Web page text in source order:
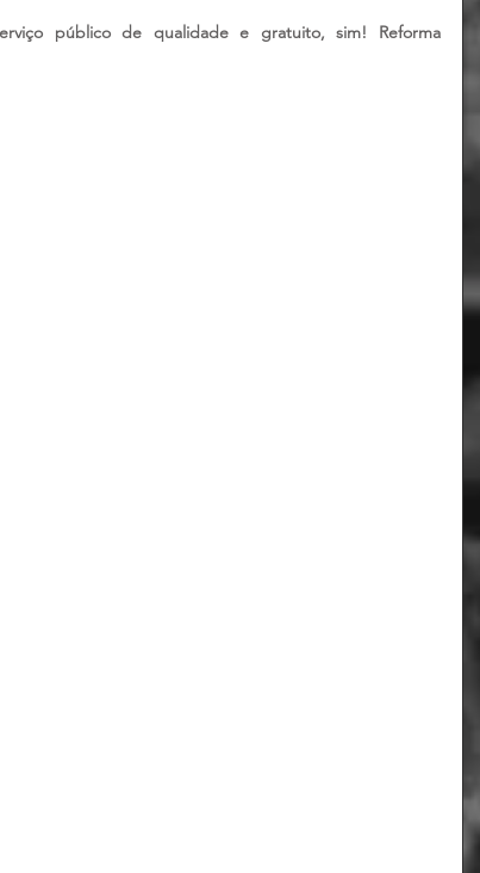
público de qualidade e gratuito, sim! Reforma